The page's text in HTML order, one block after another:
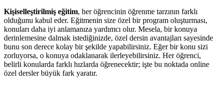
Kişiselleştirilmiş eğitim, her öğrencinin öğrenme tarzının farklı
olduğunu kabul eder. Eğitmenin size özel bir program oluşturması,
konuları daha iyi anlamanıza yardımcı olur. Mesela, bir konuya
derinlemesine dalmak istediğinizde, özel dersin avantajları sayesinde
bunu son derece kolay bir şekilde yapabilirsiniz. Eğer bir konu sizi
zorluyorsa, o konuya odaklanarak ilerleyebilirsiniz. Her öğrenci,
belirli konularda farklı hızlarda öğrenecektir; işte bu noktada online
özel dersler büyük fark yaratır.